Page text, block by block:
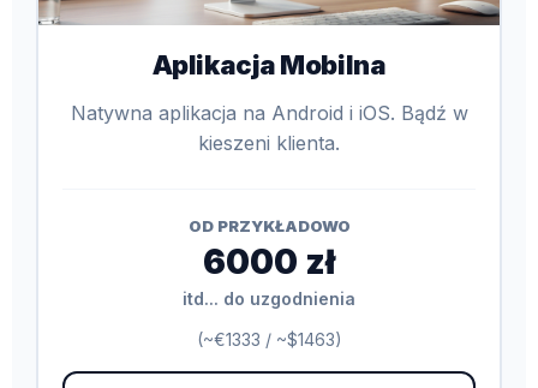
Aplikacja Mobilna
Natywna aplikacja na Android i iOS. Bądź w
kieszeni klienta.
OD PRZYKŁADOWO
6000 zł
itd... do uzgodnienia
(~€1333 / ~$1463)